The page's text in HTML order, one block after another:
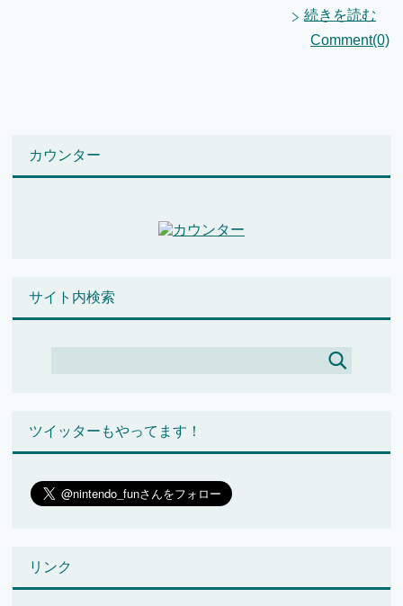
続きを読む
Comment(0)
カウンター
サイト内検索
ツイッターもやってます！
リンク